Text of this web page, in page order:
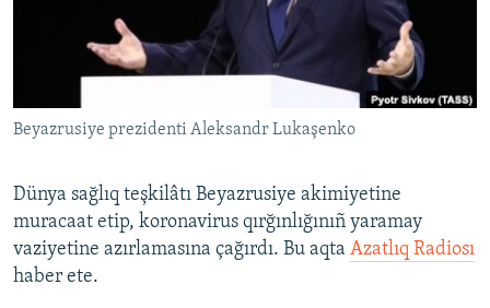
Русский
Українською
QOŞULIÑIZ!
RFE/RS bütün saytları
Beyazrusiye prezidenti Aleksandr Lukaşenko
Dünya sağlıq teşkilâtı Beyazrusiye akimiyetine
muracaat etip, koronavirus qırğınlığınıñ yaramay
vaziyetine azırlamasına çağırdı. Bu aqta Azatlıq Radiosı
haber ete.